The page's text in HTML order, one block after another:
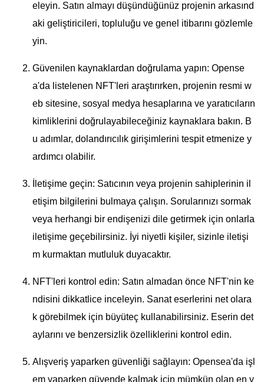
eleyin. Satın almayı düşündüğünüz projenin arkasınd
aki geliştiricileri, topluluğu ve genel itibarını gözlemle
yin.
Güvenilen kaynaklardan doğrulama yapın: Opense
a'da listelenen NFT'leri araştırırken, projenin resmi w
eb sitesine, sosyal medya hesaplarına ve yaratıcıların
kimliklerini doğrulayabileceğiniz kaynaklara bakın. B
u adımlar, dolandırıcılık girişimlerini tespit etmenize y
ardımcı olabilir.
İletişime geçin: Satıcının veya projenin sahiplerinin il
etişim bilgilerini bulmaya çalışın. Sorularınızı sormak
veya herhangi bir endişenizi dile getirmek için onlarla
iletişime geçebilirsiniz. İyi niyetli kişiler, sizinle iletişi
m kurmaktan mutluluk duyacaktır.
NFT'leri kontrol edin: Satın almadan önce NFT'nin ke
ndisini dikkatlice inceleyin. Sanat eserlerini net olara
k görebilmek için büyüteç kullanabilirsiniz. Eserin det
aylarını ve benzersizlik özelliklerini kontrol edin.
Alışveriş yaparken güvenliği sağlayın: Opensea'da işl
em yaparken güvende kalmak için mümkün olan en y